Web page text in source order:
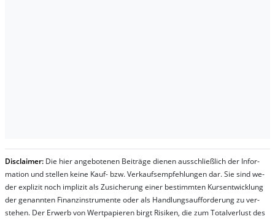
Dis­clai­mer: Die hier an­ge­bo­te­nen Bei­trä­ge die­nen aus­schließ­lich der In­for­
ma­t­ion und stel­len kei­ne Kauf- bzw. Ver­kaufs­em­pfeh­lung­en dar. Sie sind we­
der ex­pli­zit noch im­pli­zit als Zu­sich­er­ung ei­ner be­stim­mt­en Kurs­ent­wick­lung
der ge­nan­nt­en Fi­nanz­in­stru­men­te oder als Handl­ungs­auf­for­der­ung zu ver­
steh­en. Der Er­werb von Wert­pa­pier­en birgt Ri­si­ken, die zum To­tal­ver­lust des